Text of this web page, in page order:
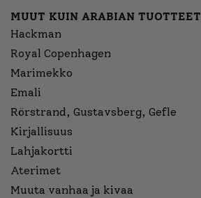
MUUT KUIN ARABIAN TUOTTEET
Hackman
Royal Copenhagen
Marimekko
Emali
Rörstrand, Gustavsberg, Gefle
Kirjallisuus
Lahjakortti
Aterimet
Muuta vanhaa ja kivaa